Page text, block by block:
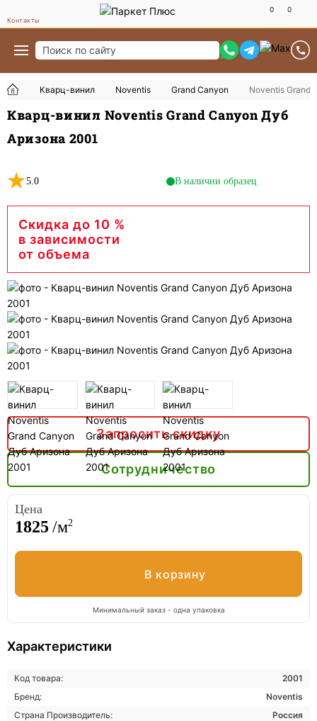
Контакты
Кварц-винил Noventis Grand Canyon Noventis Grand
Кварц-винил Noventis Grand Canyon Дуб
Аризона 2001
5.0 В наличии образец
Скидка до 10 %
в зависимости
от объема
Запросить скидку
Сотрудничество
Цена
1825/м2
Минимальный заказ - одна упаковка
Характеристики
Код товара:
2001
Бренд:
Noventis
Страна Производитель:
Россия